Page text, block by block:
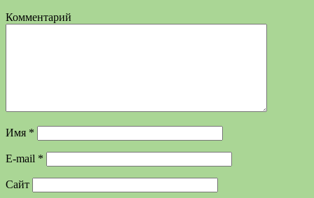
Комментарий
Имя *
E-mail *
Сайт